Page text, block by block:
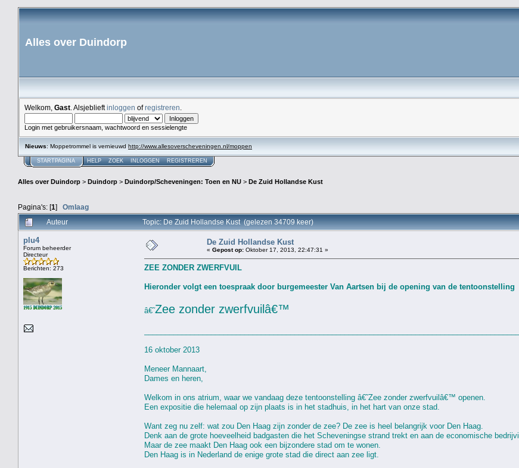
Alles over Duindorp
Welkom, Gast . Alsjeblieftinloggen ofregistreren
Login met gebruikersnaam, wachtwoord en sessielengte
Nieuws: Moppetrommel is vernieuwd http://www.allesoverscheveningen.nl/moppen
STARTPAGINA HELP ZOEK INLOGGEN REGISTREREN
Alles over Duindorp > Duindorp > Duindorp/Scheveningen: Toen en NU > De Zuid Hollandse Kust
Pagina's: [1] Omlaag
Auteur Topic: De Zuid Hollandse Kust (gelezen 34709 keer)
plu4
Forum beheerder
Directeur
Berichten: 273
De Zuid Hollandse Kust
« Gepost op: Oktober 17, 2013, 22:47:31 »
ZEE ZONDER ZWERFVUIL
Hieronder volgt een toespraak door burgemeester Van Aartsen bij de opening van de tentoonstelling
â€˜Zee zonder zwerfvuilâ€™
16 oktober 2013
Meneer Mannaart,
Dames en heren,
Welkom in ons atrium, waar we vandaag deze tentoonstelling â€˜Zee zonder zwerfvuilâ€™ openen.
Een expositie die helemaal op zijn plaats is in het stadhuis, in het hart van onze stad.
Want zeg nu zelf: wat zou Den Haag zijn zonder de zee? De zee is heel belangrijk voor Den Haag.
Denk aan de grote hoeveelheid badgasten die het Scheveningse strand trekt en aan de economische
Maar de zee maakt Den Haag ook een bijzondere stad om te wonen.
Den Haag is in Nederland de enige grote stad die direct aan zee ligt.